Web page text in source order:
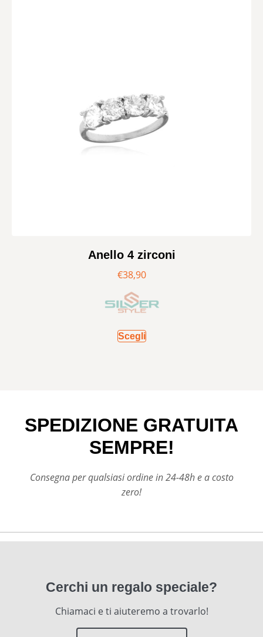
Anello 4 zirconi
€38,90
Scegli
SPEDIZIONE GRATUITA
SEMPRE!
Consegna per qualsiasi ordine in 24-48h e a costo
zero!
Cerchi un regalo speciale?
Chiamaci e ti aiuteremo a trovarlo!